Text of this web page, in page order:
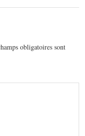
obligatoires sont